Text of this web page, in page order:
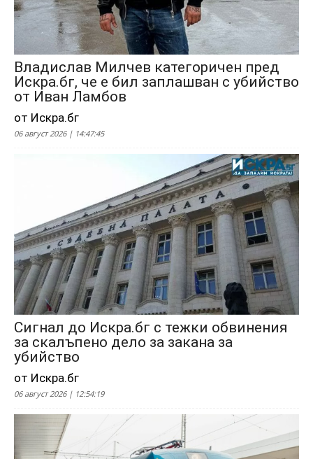
Владислав Милчев категоричен пред
Искра.бг, че е бил заплашван с убийство
от Иван Ламбов
от Искра.бг
06 август 2026 | 14:47:45
Сигнал до Искра.бг с тежки обвинения
за скалъпено дело за закана за
убийство
от Искра.бг
06 август 2026 | 12:54:19